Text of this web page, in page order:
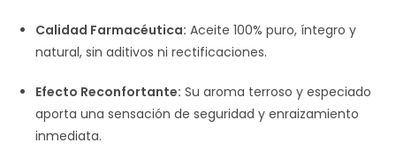
Calidad Farmacéutica: Aceite 100% puro, íntegro y
natural, sin aditivos ni rectificaciones.
Efecto Reconfortante: Su aroma terroso y especiado
aporta una sensación de seguridad y enraizamiento
inmediata.